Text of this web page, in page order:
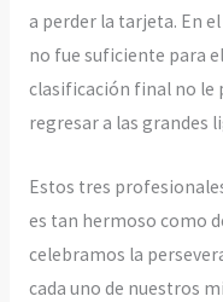
a perder la tarjeta. En
no fue suficiente para
clasificación final no le
regresar a las grandes
Estos tres
es tan hermoso como
celebramos la
cada uno de nuestros